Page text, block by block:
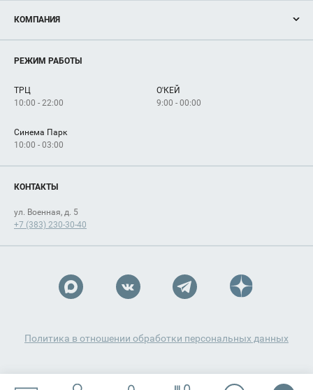
Новости
Магазины
Услуги
КОМПАНИЯ
Рекламодателям
Как добраться
РЕЖИМ РАБОТЫ
ТРЦ
10:00 - 22:00
О'КЕЙ
9:00 - 00:00
Синема Парк
10:00 - 03:00
КОНТАКТЫ
ул. Военная, д. 5
+7 (383) 230-30-40
Политика в отношении обработки персональных данных